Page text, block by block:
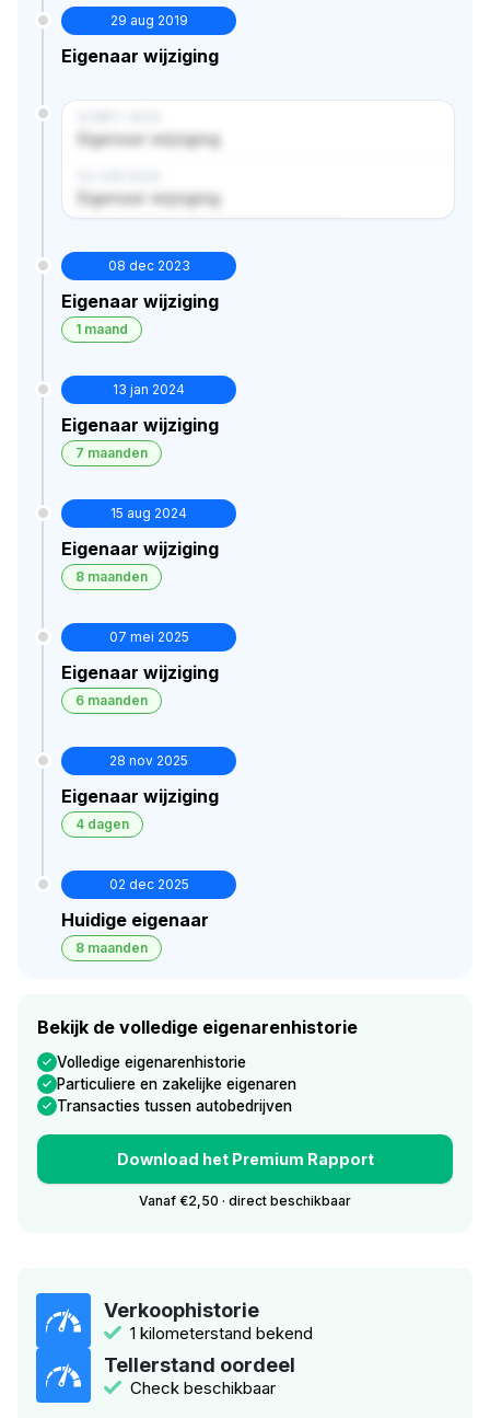
29 aug 2019
Eigenaar wijziging
Eigenaar wijziging
Eigenaar wijziging
08 dec 2023
Eigenaar wijziging
1 maand
13 jan 2024
Eigenaar wijziging
7 maanden
15 aug 2024
Eigenaar wijziging
8 maanden
07 mei 2025
Eigenaar wijziging
6 maanden
28 nov 2025
Eigenaar wijziging
4 dagen
02 dec 2025
Huidige eigenaar
8 maanden
Bekijk de volledige eigenarenhistorie
Volledige eigenarenhistorie
Particuliere en zakelijke eigenaren
Transacties tussen autobedrijven
Download het Premium Rapport
Vanaf €2,50 · direct beschikbaar
Verkoophistorie
1 kilometerstand bekend
Tellerstand oordeel
Check beschikbaar